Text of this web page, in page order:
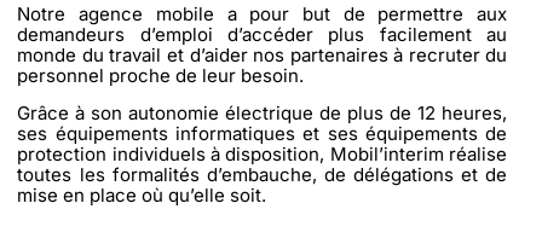
Notre agence mobile a pour but de permettre aux
demandeurs d’emploi d’accéder plus facilement au
monde du travail et d’aider nos partenaires à recruter du
personnel proche de leur besoin.
Grâce à son autonomie électrique de plus de 12 heures,
ses équipements informatiques et ses équipements de
protection individuels à disposition, Mobil’interim réalise
toutes les formalités d’embauche, de délégations et de
mise en place où qu’elle soit.